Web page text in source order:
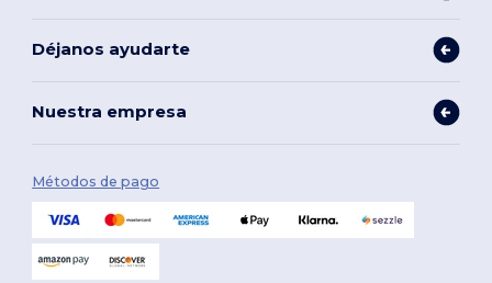
Déjanos ayudarte
Nuestra empresa
Métodos de pago